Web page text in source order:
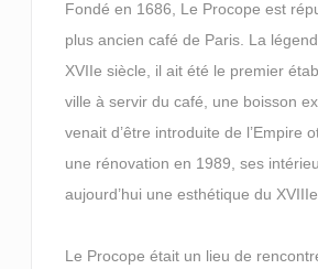
Fondé en 1686, Le Procope est
plus ancien café de Paris. La
XVIIe siècle, il ait été le premier
ville à servir du café, une boisson
venait d’être introduite de l’Empire
une rénovation en 1989, ses
aujourd’hui une esthétique du XVIIIe
Le Procope était un lieu de